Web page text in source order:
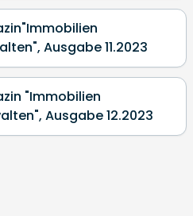
Ausgabe 11.2023
"Immobilien
Ausgabe 12.2023